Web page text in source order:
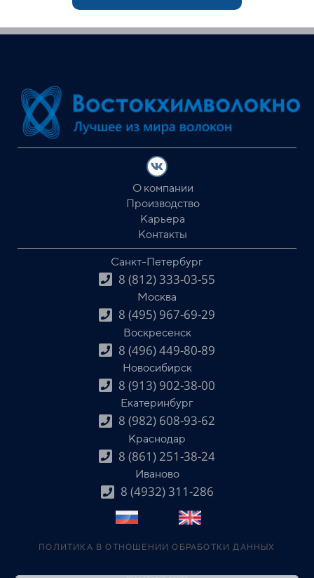
О компании
Производство
Карьера
Контакты
Санкт-Петербург
8 (812) 333-03-55
Москва
8 (495) 967-69-29
Воскресенск
8 (496) 449-80-89
Новосибирск
8 (913) 902-38-00
Екатеринбург
8 (982) 608-93-62
Краснодар
8 (861) 251-38-24
Иваново
8 (4932) 311-286
ПОЛИТИКА В ОТНОШЕНИИ ОБРАБОТКИ ДАННЫХ